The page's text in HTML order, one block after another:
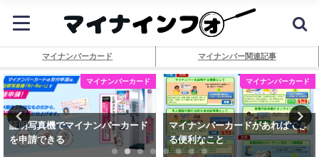
マイナンバーカード マイナンバー関連記事
マイナンバーカード
証明写真機でマイナンバーカード
を申請できる
マイナンバーカード
マイナンバーカードがあればでき
る便利なこと